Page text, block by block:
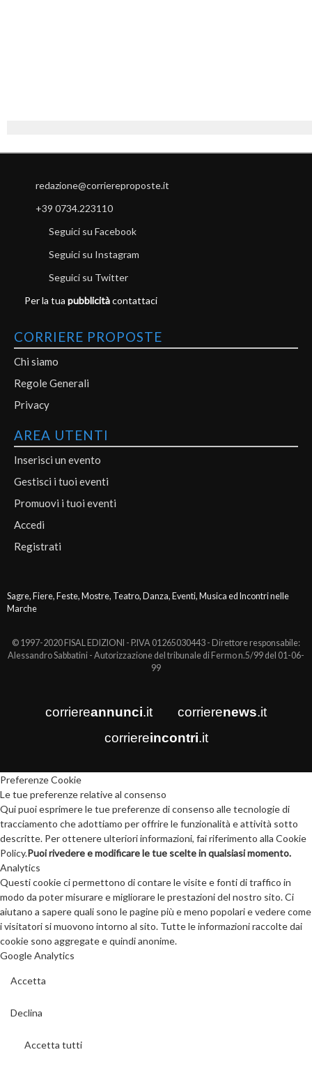
redazione@corriereproposte.it
+39 0734.223110
Seguici su Facebook
Seguici su Instagram
Seguici su Twitter
Per la tua pubblicitàcontattaci
CORRIERE PROPOSTE
Chi siamo
Regole Generali
Privacy
AREA UTENTI
Inserisci un evento
Gestisci i tuoi eventi
Promuovi i tuoi eventi
Accedi
Registrati
Sagre, Fiere, Feste, Mostre, Teatro, Danza, Eventi, Musica ed Incontri nelle
Marche
© 1997-2020 FISAL EDIZIONI - P.IVA 01265030443 - Direttore responsabile:
Alessandro Sabbatini - Autorizzazione del tribunale di Fermo n.5/99 del 01-06-
99
corriereannunci.it corrierenews.it
corriereincontri.it
Preferenze Cookie
Le tue preferenze relative al consenso
Qui puoi esprimere le tue preferenze di consenso alle tecnologie di
tracciamento che adottiamo per offrire le funzionalità e attività sotto
descritte. Per ottenere ulteriori informazioni, fai riferimento alla Cookie
Policy.Puoi rivedere e modificare le tue scelte in qualsiasi momento.
Analytics
Questi cookie ci permettono di contare le visite e fonti di traffico in
modo da poter misurare e migliorare le prestazioni del nostro sito. Ci
aiutano a sapere quali sono le pagine più e meno popolari e vedere come
i visitatori si muovono intorno al sito. Tutte le informazioni raccolte dai
cookie sono aggregate e quindi anonime.
Google Analytics
Accetta
Declina
Accetta tutti